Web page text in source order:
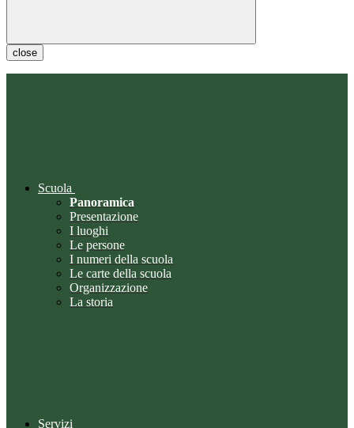
close
Scuola
Panoramica
Presentazione
I luoghi
Le persone
I numeri della scuola
Le carte della scuola
Organizzazione
La storia
Servizi